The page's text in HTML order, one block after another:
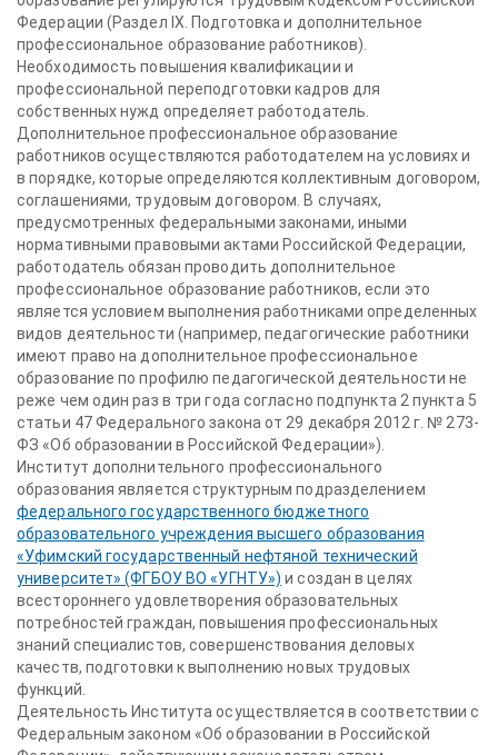
Федерации (Раздел IX. Подготовка и дополнительное
профессиональное образование работников).
Необходимость повышения квалификации и
профессиональной переподготовки кадров для
собственных нужд определяет работодатель.
Дополнительное профессиональное образование
работников осуществляются работодателем на условиях и
в порядке, которые определяются коллективным договором,
соглашениями, трудовым договором. В случаях,
предусмотренных федеральными законами, иными
нормативными правовыми актами Российской Федерации,
работодатель обязан проводить дополнительное
профессиональное образование работников, если это
является условием выполнения работниками определенных
видов деятельности (например, педагогические работники
имеют право на дополнительное профессиональное
образование по профилю педагогической деятельности не
реже чем один раз в три года согласно подпункта 2 пункта 5
статьи 47 Федерального закона от 29 декабря 2012 г. № 273-
ФЗ «Об образовании в Российской Федерации»).
Институт дополнительного профессионального
образования является структурным подразделением
федерального государственного бюджетного
образовательного учреждения высшего образования
«Уфимский государственный нефтяной технический
университет» (ФГБОУ ВО «УГНТУ») и создан в целях
всестороннего удовлетворения образовательных
потребностей граждан, повышения профессиональных
знаний специалистов, совершенствования деловых
качеств, подготовки к выполнению новых трудовых
функций.
Деятельность Института осуществляется в соответствии с
Федеральным законом «Об образовании в Российской